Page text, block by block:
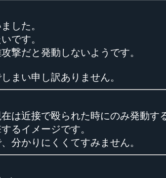
した。
です。
撃だと発動しないようです。
まい申し訳ありません。
は近接で殴られた時にのみ発動す
るイメージです。
分かりにくくてすみません。